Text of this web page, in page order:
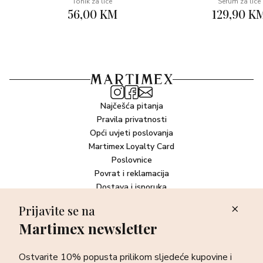
56,00 KM 129,90
Najčešća pitanja
Pravila privatnosti
Opći uvjeti poslovanja
Martimex Loyalty Card
Poslovnice
Povrat i reklamacija
Dostava i isporuka
Newsletter
sve o najnovijim proizvodima, akcijskim i ekskluzivnim
Prijavite se na
Martimex newsletter
Ostvarite 10% popusta prilikom sljedeće kupovine i